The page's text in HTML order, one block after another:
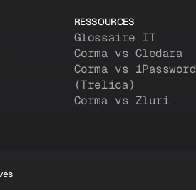
RESSOURCES
Glossaire IT
Corma vs Cledara
Corma vs 1Password
(Trelica)
Corma vs Zluri